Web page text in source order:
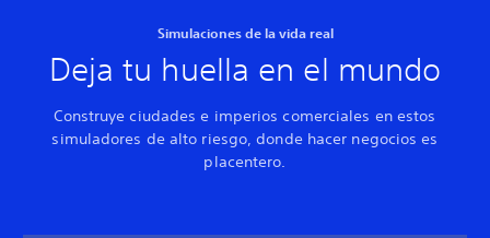
Simulaciones de la vida real
Deja tu huella en el mundo
Construye ciudades e imperios comerciales en estos
simuladores de alto riesgo, donde hacer negocios es
placentero.